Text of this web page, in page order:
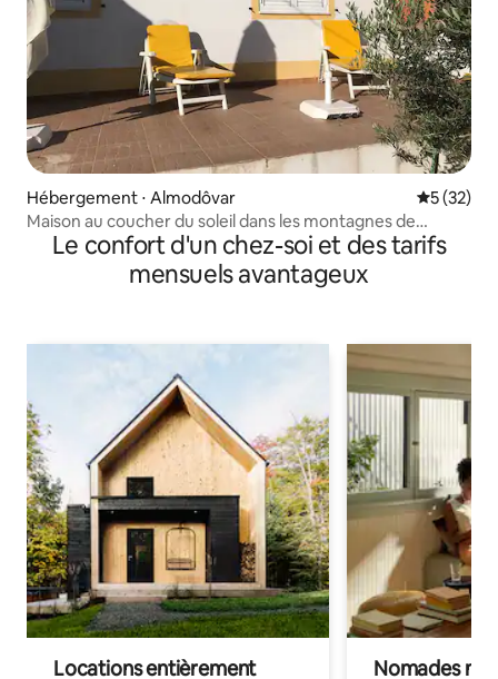
Hébergement ⋅ Almodôvar
5 (32)
Maison au coucher du soleil dans les montagnes de
l'Alentejo
Le confort d'un chez-soi et des tarifs
mensuels avantageux
Locations entièrement Nomades